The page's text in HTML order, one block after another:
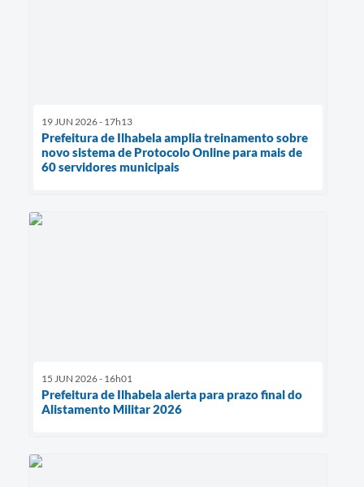
19 JUN 2026 - 17h13
Prefeitura de Ilhabela amplia treinamento sobre
novo sistema de Protocolo Online para mais de
60 servidores municipais
15 JUN 2026 - 16h01
Prefeitura de Ilhabela alerta para prazo final do
Alistamento Militar 2026